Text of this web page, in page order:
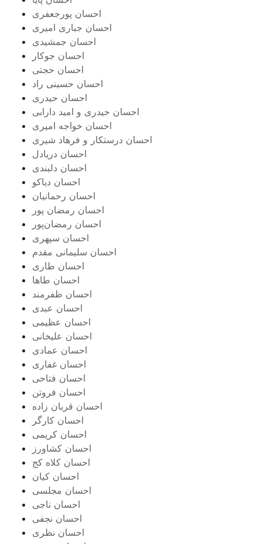
احسان پورجعفری
احسان جباری امیری
احسان جمشیدی
احسان جوکار
احسان حجتی
احسان حسینی راد
احسان حیدری
احسان حیدری و امید دارابی
احسان خواجه امیری
احسان درستكار و فرهاد شيرى
احسان دریادل
احسان دلبندی
احسان دیاکو
احسان رحمانیان
احسان رمضان پور
احسان رمضان‌پور
احسان سپهری
احسان سلیمانی مقدم
احسان طاری
احسان طاها
احسان ظفرمند
احسان عبدی
احسان عظیمی
احسان علیخانی
احسان عمادی
احسان غفاری
احسان فتاحی
احسان فروتن
احسان قربان زاده
احسان کارگر
احسان کریمی
احسان کشاورز
احسان کلاه کج
احسان کیان
احسان مجلسی
احسان ناجی
احسان نجفی
احسان نظری